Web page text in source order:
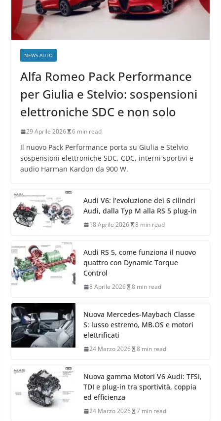
NEWS AUTO
Alfa Romeo Pack Performance
per Giulia e Stelvio: sospensioni
elettroniche SDC e non solo
29 Aprile 2026 6 min read
Il nuovo Pack Performance porta su Giulia e Stelvio
sospensioni elettroniche SDC, CDC, interni sportivi e
audio Harman Kardon da 900 W.
Audi V6: l’evoluzione dei 6 cilindri
Audi, dalla Typ M alla RS 5 plug-in
18 Aprile 2026 8 min read
Audi RS 5, come funziona il nuovo
quattro con Dynamic Torque
Control
8 Aprile 2026 8 min read
Nuova Mercedes-Maybach Classe
S: lusso estremo, MB.OS e motori
elettrificati
24 Marzo 2026 8 min read
Nuova gamma Motori V6 Audi: TFSI,
TDI e plug-in tra sportività, coppia
ed efficienza
24 Marzo 2026 7 min read